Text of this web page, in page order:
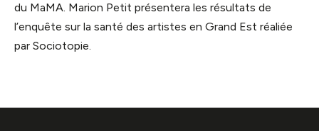
du MaMA. Marion Petit présentera les résultats de
l’enquête sur la santé des artistes en Grand Est réaliée
par Sociotopie.